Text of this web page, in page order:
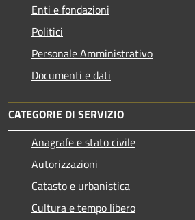
Enti e fondazioni
Politici
Personale Amministrativo
Documenti e dati
CATEGORIE DI SERVIZIO
Anagrafe e stato civile
Autorizzazioni
Catasto e urbanistica
Cultura e tempo libero